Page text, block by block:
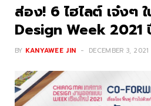
ส่อง! 6 ไฮไลต์ เจ๋งๆ
Design Week 2021
BY KANYAWEE JIN DECEMBER 3, 2021